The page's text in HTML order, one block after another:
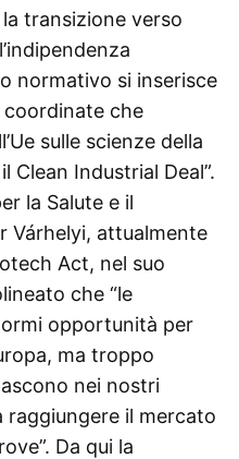
transizione verso
normativo si inserisce
coordinate che
sulle scienze della
Clean Industrial Deal”.
la Salute e il
Várhelyi, attualmente
Act, nel suo
che “le
opportunità per
ma troppo
nei nostri
il mercato
Da qui la